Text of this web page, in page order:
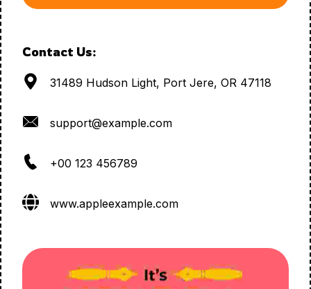
Contact Us:
31489 Hudson Light, Port Jere, OR 47118
support@example.com
+00 123 456789
www.appleexample.com